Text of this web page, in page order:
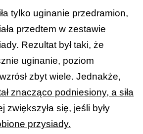
tylko uginanie przedramion,
przedtem w zestawie
Rezultat był taki, że
uginanie, poziom
zbyt wiele. Jednakże,
znacząco podniesiony, a siła
zwiększyła się, jeśli były
przysiady.